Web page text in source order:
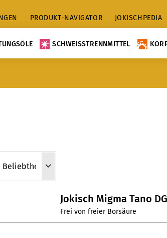
PRODUKT-NAVIGATOR JOKISCHPEDIA
SCHWEISSTRENNMITTEL
Jokisch Migma Tano
Frei von freier Borsäure